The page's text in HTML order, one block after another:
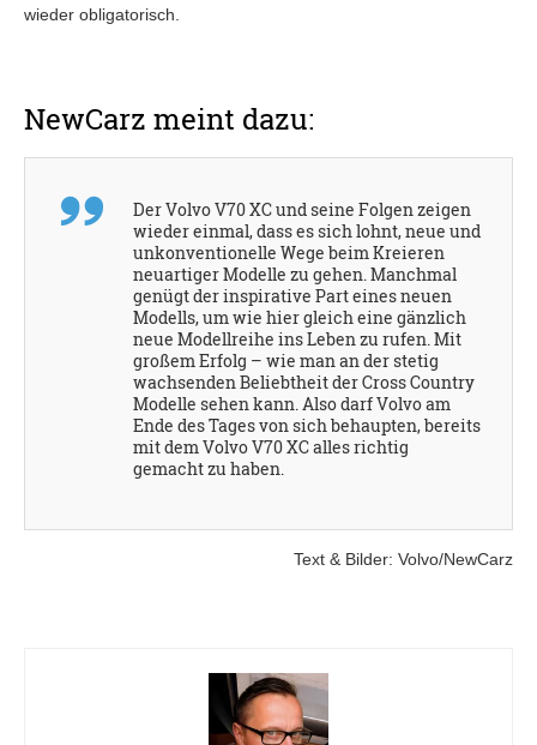
wieder obligatorisch.
NewCarz meint dazu:
Der Volvo V70 XC und seine Folgen zeigen
wieder einmal, dass es sich lohnt, neue und
unkonventionelle Wege beim Kreieren
neuartiger Modelle zu gehen. Manchmal
genügt der inspirative Part eines neuen
Modells, um wie hier gleich eine gänzlich
neue Modellreihe ins Leben zu rufen. Mit
großem Erfolg – wie man an der stetig
wachsenden Beliebtheit der Cross Country
Modelle sehen kann. Also darf Volvo am
Ende des Tages von sich behaupten, bereits
mit dem Volvo V70 XC alles richtig
gemacht zu haben.
Text & Bilder: Volvo/NewCarz